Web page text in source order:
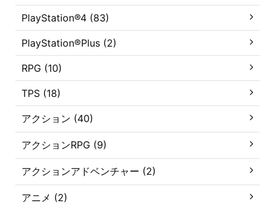
PlayStation®4 (83)
PlayStation®Plus (2)
RPG (10)
TPS (18)
アクション (40)
アクションRPG (9)
アクションアドベンチャー (2)
アニメ (2)